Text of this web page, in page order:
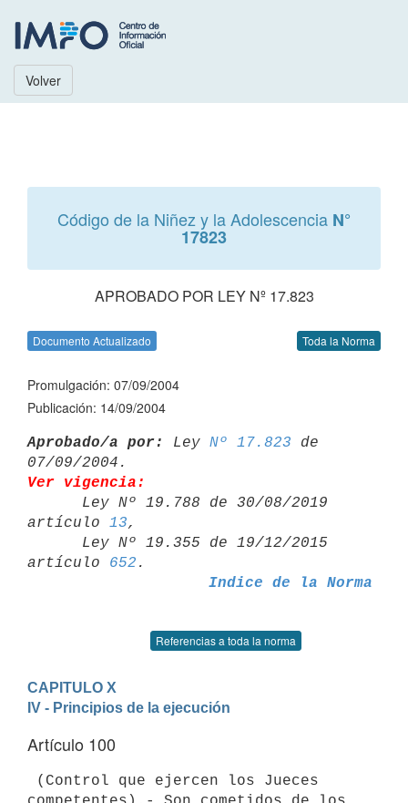
Volver
Código de la Niñez y la Adolescencia N°
17823
APROBADO POR LEY Nº 17.823
Documento Actualizado Toda la Norma
Promulgación: 07/09/2004
Publicación: 14/09/2004
Aprobado/a por: Ley Nº 17.823 de
Ver vigencia:
artículo 13,
artículo 652
Indice de la Norma
Referencias a toda la norma
CAPITULO X
IV - Principios de la ejecución
Artículo 100